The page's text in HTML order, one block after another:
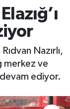
Nazırlı,
merkez ve
ediyor.